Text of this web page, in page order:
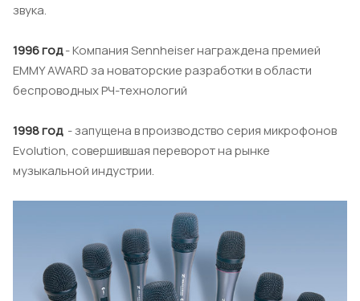
звука.
1996 год- Компания Sennheiser награждена премией
EMMY AWARD за новаторские разработки в области
беспроводных РЧ-технологий
1998 год - запущена в производство серия микрофонов
Evolution, совершившая переворот на рынке
музыкальной индустрии.